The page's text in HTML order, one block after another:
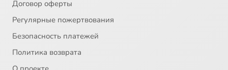
Договор оферты
Регулярные пожертвования
Безопасность платежей
Политика возврата